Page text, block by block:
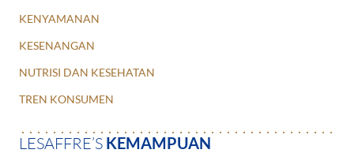
KENYAMANAN
KESENANGAN
NUTRISI DAN KESEHATAN
TREN KONSUMEN
LESAFFRE’S KEMAMPUAN